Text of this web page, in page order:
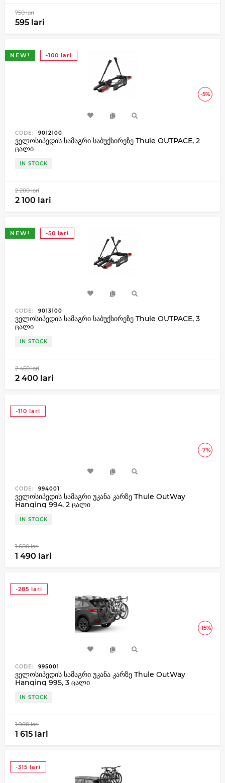
750 lari
595 lari
-5%
NEW! -100 lari
CODE: 9012100
ველოსიპედის სამაგრი საბუქსირეზე Thule OUTPACE, 2
ცალი
IN STOCK
2 200 lari
2 100 lari
NEW! -50 lari
CODE: 9013100
ველოსიპედის სამაგრი საბუქსირეზე Thule OUTPACE, 3
ცალი
IN STOCK
2 450 lari
2 400 lari
-7%
-110 lari
CODE: 994001
ველოსიპედის სამაგრი უკანა კარზე Thule OutWay
Hanging 994, 2 ცალი
IN STOCK
1 600 lari
1 490 lari
-15%
-285 lari
CODE: 995001
ველოსიპედის სამაგრი უკანა კარზე Thule OutWay
Hanging 995, 3 ცალი
IN STOCK
1 900 lari
1 615 lari
-315 lari